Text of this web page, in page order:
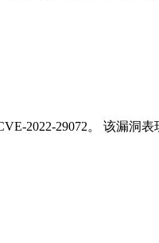
2022-29072。 该漏洞表